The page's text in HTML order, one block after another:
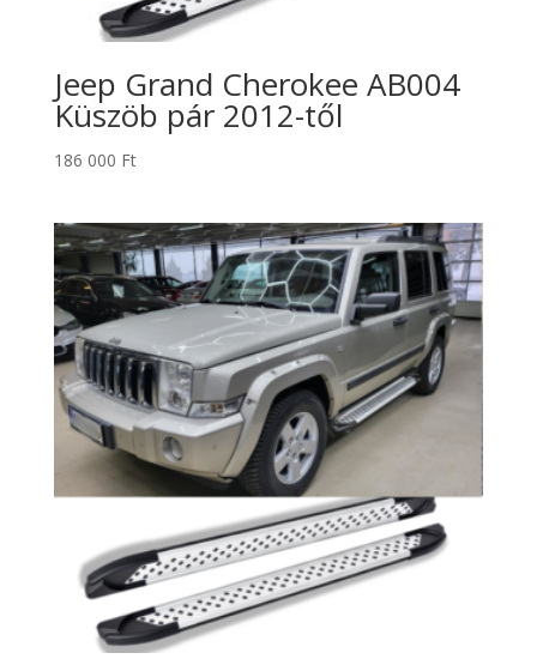
Jeep Grand Cherokee AB004
Küszöb pár 2012-től
186 000 Ft